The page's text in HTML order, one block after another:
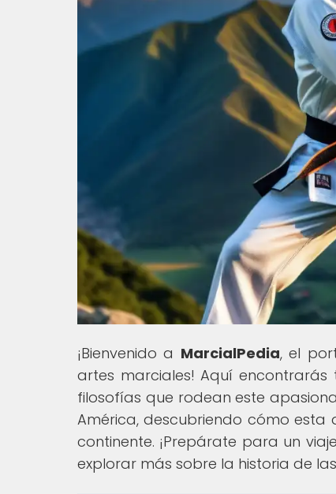
¡Bienvenido a MarcialPedia, el
artes marciales! Aquí
filosofías que rodean este
América, descubriendo cómo
continente. ¡Prepárate para un
explorar más sobre la historia de